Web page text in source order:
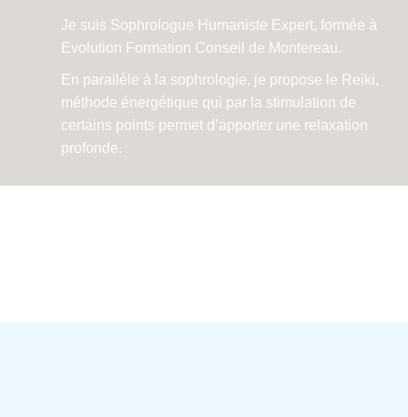
Je suis Sophrologue Humaniste Expert, formée à
Evolution Formation Conseil de Montereau.
En parallèle à la sophrologie, je propose le Reiki,
méthode énergétique qui par la stimulation de
certains points permet d’apporter une relaxation
profonde.